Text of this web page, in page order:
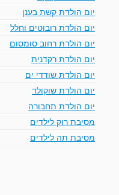
יום הולדת קשת בענן
יום הולדת רובוטים וחלל
יום הולדת רחוב סומסום
יום הולדת רקדנית
יום הולדת שודדי ים
יום הולדת שוקולד
יום הולדת תחבורה
מסיבת רוק לילדים
מסיבת תה לילדים